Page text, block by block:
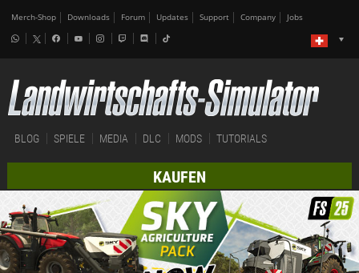
Merch-Shop Downloads Forum Updates Support Company Jobs
BLOG SPIELE MEDIA DLC MODS TUTORIALS
KAUFEN